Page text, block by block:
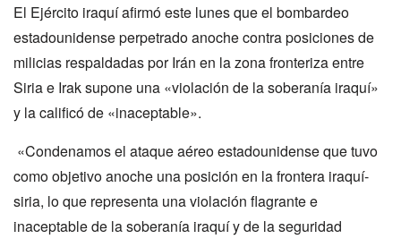
El Ejército iraquí afirmó este lunes que el bombardeo
estadounidense perpetrado anoche contra posiciones de
milicias respaldadas por Irán en la zona fronteriza entre
Siria e Irak supone una «violación de la soberanía iraquí»
y la calificó de «inaceptable».
«Condenamos el ataque aéreo estadounidense que tuvo
como objetivo anoche una posición en la frontera iraquí-
siria, lo que representa una violación flagrante e
inaceptable de la soberanía iraquí y de la seguridad